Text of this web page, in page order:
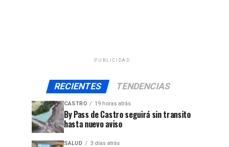
PUBLICIDAD
RECIENTES TENDENCIAS
CASTRO 19 horas atrás
By Pass de Castro seguirá sin transito
hasta nuevo aviso
SALUD 3 días atrás